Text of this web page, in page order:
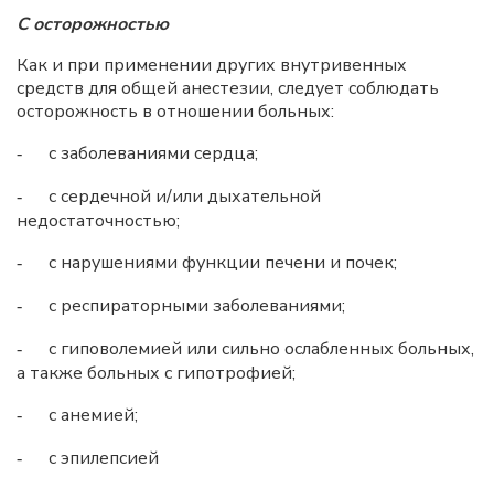
С осторожностью
Как и при применении других внутривенных
средств для общей анестезии, следует соблюдать
осторожность в отношении больных:
- с заболеваниями сердца;
-
с сердечной и/или дыхательной
недостаточностью;
- с нарушениями функции печени и почек;
- с респираторными заболеваниями;
-
с гиповолемией или сильно ослабленных больных,
а также больных с гипотрофией;
- с анемией;
- с эпилепсией